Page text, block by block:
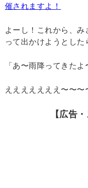
催されますよ！
よーし！これから、
って出かけようとし
「あ〜雨降ってきたよ
えええええええ〜〜〜
【広告